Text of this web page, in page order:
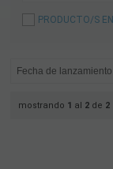
PRODUCTO/S
mostrando 1 al 2 de 2